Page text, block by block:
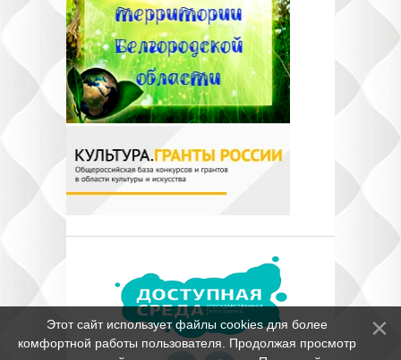
Этот сайт использует файлы cookies для более
комфортной работы пользователя. Продолжая просмотр